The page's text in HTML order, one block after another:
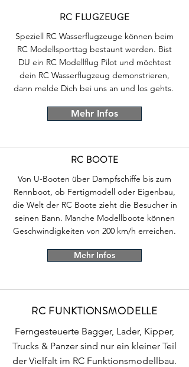
RC FLUGZEUGE
Speziell RC Wasserflugzeuge können beim
RC Modellsporttag bestaunt werden. Bist
DU ein RC Modellflug Pilot und möchtest
dein RC Wasserflugzeug demonstrieren,
dann melde Dich bei uns an und los gehts.
Mehr Infos
RC BOOTE
Von U-Booten über Dampfschiffe bis zum
Rennboot, ob Fertigmodell oder Eigenbau,
die Welt der RC Boote zieht die Besucher in
seinen Bann. Manche Modellboote können
Geschwindigkeiten von 200 km/h erreichen.
Mehr Infos
RC FUNKTIONSMODELLE
Ferngesteuerte Bagger, Lader, Kipper,
Trucks & Panzer sind nur ein kleiner Teil
der Vielfalt im RC Funktionsmodellbau.